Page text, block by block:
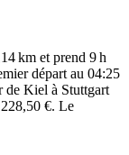
km et prend 9 h
départ au 04:25
de Kiel à Stuttgart
€. Le